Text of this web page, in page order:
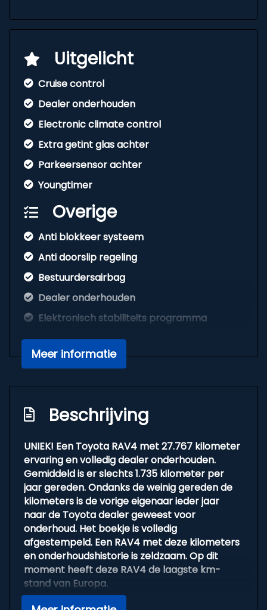
Uitgelicht
Cruise control
Dealer onderhouden
Electronic climate control
Extra getint glas achter
Parkeersensor achter
Youngtimer
Overige
Anti blokkeer systeem
Anti doorslip regeling
Bestuurdersairbag
Dealer onderhouden
Elektronisch stabiliteits programma
Hoofd airbag(s) achter
Hoofd airbag(s) voor
Youngtimer
Zij airbag(s) voor
Exterieur
Buitenspiegels elektrisch verstel- en
verwarmbaar
Centrale vergrendeling met
afstandsbediening
Dimlichten automatisch
Extra getint glas achter
Lichtmetalen velgen 17"
Meer informatie
Beschrijving
UNIEK! Een Toyota RAV4 met 27.767 kilometer
ervaring en volledig dealer onderhouden.
Gemiddeld is er slechts 1.735 kilometer per
jaar gereden. Ondanks de weinig gereden de
kilometers is de vorige eigenaar ieder jaar
naar de Toyota dealer geweest voor
onderhoud. Het boekje is volledig
afgestempeld. Een RAV4 met deze kilometers
en onderhoudshistorie is zeldzaam. Op dit
moment heeft deze RAV4 de laagste km-
stand van Europa.